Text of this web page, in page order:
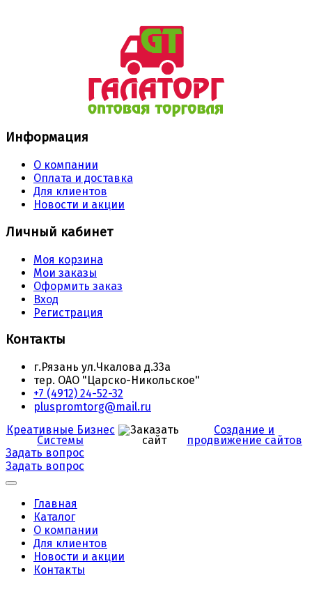
Информация
О компании
Оплата и доставка
Для клиентов
Новости и акции
Личный кабинет
Моя корзина
Мои заказы
Оформить заказ
Вход
Регистрация
Контакты
г.Рязань ул.Чкалова д.33а
тер. ОАО "Царско-Никольское"
+7 (4912) 24-52-32
pluspromtorg@mail.ru
Креативные Бизнес
Системы
Создание и
продвижение сайтов
Задать вопрос
Задать вопрос
Главная
Каталог
О компании
Для клиентов
Новости и акции
Контакты